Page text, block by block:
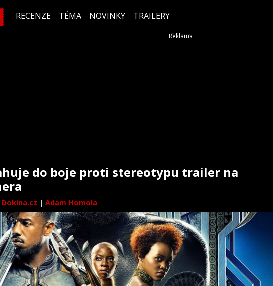
RECENZE TÉMA NOVINKY TRAILERY
do boje proti stereotypu trailer na
Dokina.cz | Adam Homola